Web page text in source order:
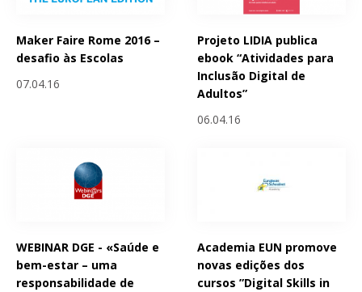
Maker Faire Rome 2016 –
desafio às Escolas
07.04.16
Projeto LIDIA publica
ebook “Atividades para
Inclusão Digital de
Adultos”
06.04.16
WEBINAR DGE - «Saúde e
bem-estar – uma
responsabilidade de
Academia EUN promove
novas edições dos
cursos ”Digital Skills in